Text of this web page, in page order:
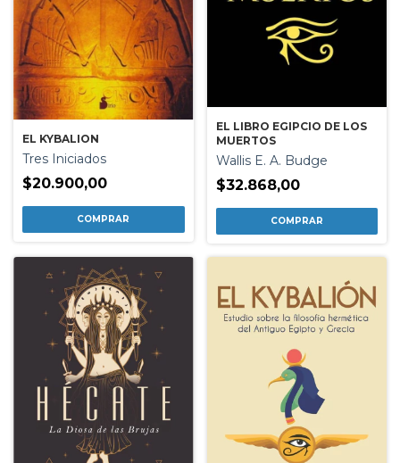
EL KYBALION
Tres Iniciados
$20.900,00
EL LIBRO EGIPCIO DE LOS
MUERTOS
Wallis E. A. Budge
$32.868,00